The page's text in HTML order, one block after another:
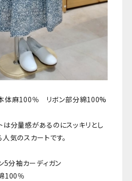
体麻100％ リボン部分綿100%
は分量感があるのにスッキリとし
気のスカートです。
5分袖カーディガン
100％